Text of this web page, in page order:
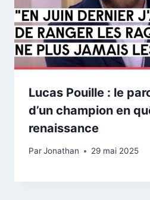
Lucas Pouille : le
d’un champion en
renaissance
ParJonathan 29 mai 2025